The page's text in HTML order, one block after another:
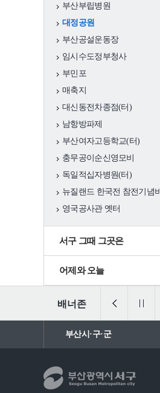
축제행사
관광명소
부산부립병원
대정공원
부산공설운동장
임시수도정부청사
부민포
매축지
대신동전차종점(터)
남항방파제
부산여자고등학교(터)
충무공이순신영모비
독일적십자병원(터)
뉴질랜드 한국전 참전기념비
영국공사관 옛터
서구 그때 그곳은
어제와 오늘
배너존 일ㆍ가정양립포털
부산시·구·군